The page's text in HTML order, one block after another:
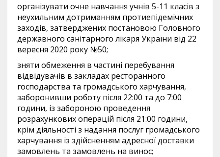
організувати очне навчання учнів 5-11 класів з
неухильним дотриманням протиепідемічних
заходів, затверджених постановою Головного
державного санітарного лікаря України від 22
вересня 2020 року №50;
зняти обмеження в частині перебування
відвідувачів в закладах ресторанного
господарства та громадського харчування,
заборонивши роботу після 22:00 та до 7:00
години, із забороною проведення
розрахункових операцій після 21:00 години,
крім діяльності з надання послуг громадського
харчування із здійсненням адресної доставки
замовлень та замовлень на винос;